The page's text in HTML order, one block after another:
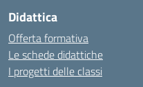
Didattica
Offerta formativa
Le schede didattiche
I progetti delle classi